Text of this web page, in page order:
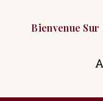
Bienvenue